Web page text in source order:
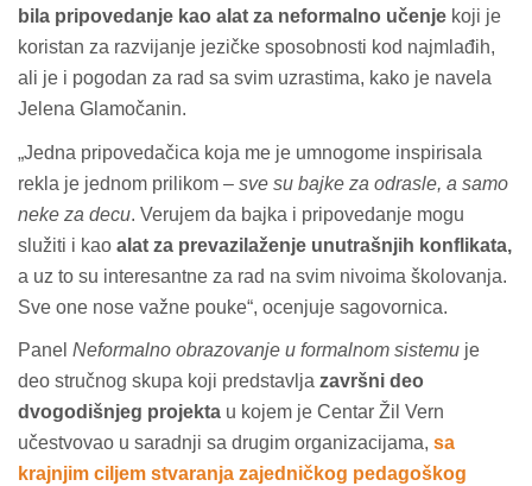
bila pripovedanje kao alat za neformalno učenje koji je
koristan za razvijanje jezičke sposobnosti kod najmlađih,
ali je i pogodan za rad sa svim uzrastima, kako je navela
Jelena Glamočanin.
„Jedna pripovedačica koja me je umnogome inspirisala
rekla je jednom prilikom – sve su bajke za odrasle, a samo
neke za decu. Verujem da bajka i pripovedanje mogu
služiti i kao alat za prevazilaženje unutrašnjih konflikata,
a uz to su interesantne za rad na svim nivoima školovanja.
Sve one nose važne pouke“, ocenjuje sagovornica.
Panel Neformalno obrazovanje u formalnom sistemu je
deo stručnog skupa koji predstavlja završni deo
dvogodišnjeg projekta u kojem je Centar Žil Vern
učestvovao u saradnji sa drugim organizacijama, sa
krajnjim ciljem stvaranja zajedničkog pedagoškog